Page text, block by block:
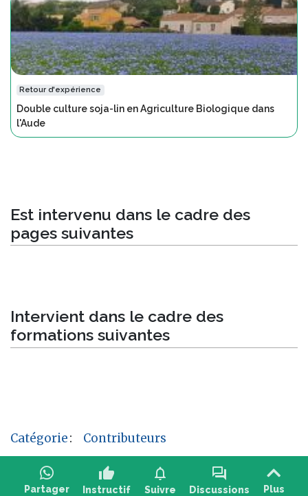
Retour d'expérience
Double culture soja-lin en Agriculture Biologique dans
l'Aude
Est intervenu dans le cadre des
pages suivantes
Intervient dans le cadre des
formations suivantes
Catégorie: Contributeurs
Partager
thumb_up
Instructif
notifications
Suivre
forum
Discussions Plus